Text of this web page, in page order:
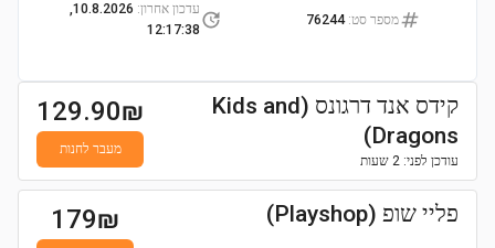
מספר סט:
76244
עדכון אחרון:
10.8.2026,
12:17:38
קידס אנד דרגונס (Kids and
Dragons)
עודכן לפני: 2 שעות
129.90₪
מעבר לחנות
פליי שופ (Playshop) 179₪